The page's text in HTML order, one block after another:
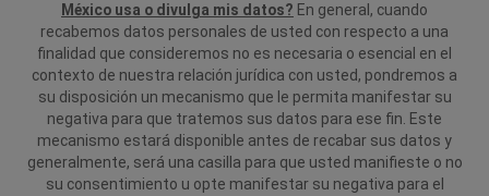
México usa o divulga mis datos? En general, cuando
recabemos datos personales de usted con respecto a una
finalidad que consideremos no es necesaria o esencial en el
contexto de nuestra relación jurídica con usted, pondremos a
su disposición un mecanismo que le permita manifestar su
negativa para que tratemos sus datos para ese fin. Este
mecanismo estará disponible antes de recabar sus datos y
generalmente, será una casilla para que usted manifieste o no
su consentimiento u opte manifestar su negativa para el